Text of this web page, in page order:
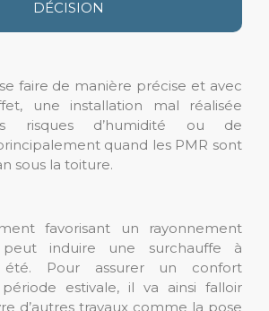
DÉCISION
faire de manière précise et avec
une installation mal réalisée
risques d’humidité ou de
quand les PMR sont
sous la toiture.
favorisant un rayonnement
induire une surchauffe à
été. Pour assurer un confort
estivale, il va ainsi falloir
d’autres travaux comme la pose